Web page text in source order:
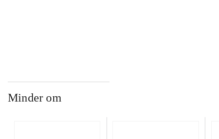
Minder om